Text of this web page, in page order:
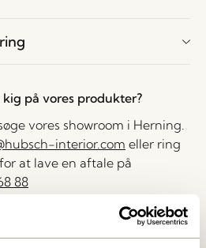
på vores produkter?
vores showroom i Herning.
interior.com eller ring
at lave en aftale på
88